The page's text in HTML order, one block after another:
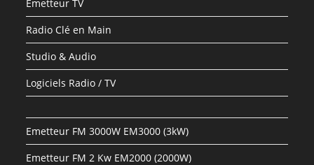
Emetteur TV
Radio Clé en Main
Studio & Audio
Logiciels Radio / TV
Emetteur FM 3000W EM3000 (3kW)
Emetteur FM 2 Kw EM2000 (2000W)